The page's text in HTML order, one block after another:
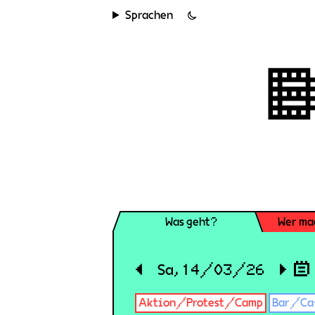
Sprachen
Was geht? Wer
◀ Sa, 14/03/26 ▶
Aktion/Protest/Camp Bar/